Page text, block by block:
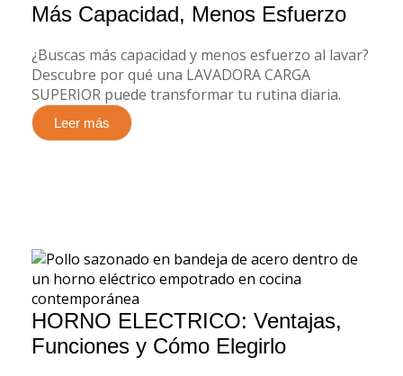
Más Capacidad, Menos Esfuerzo
¿Buscas más capacidad y menos esfuerzo al lavar?
Descubre por qué una LAVADORA CARGA
SUPERIOR puede transformar tu rutina diaria.
Leer más
HORNO ELECTRICO: Ventajas,
Funciones y Cómo Elegirlo